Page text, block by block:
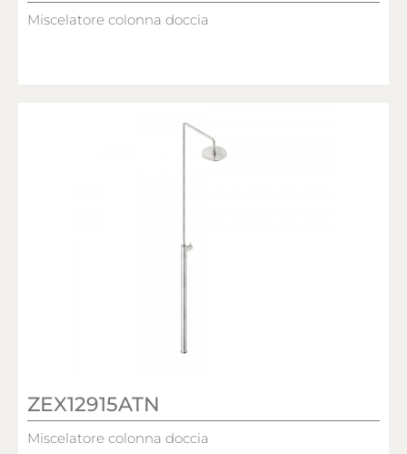
Miscelatore colonna doccia
ZEX12915ATN
Miscelatore colonna doccia